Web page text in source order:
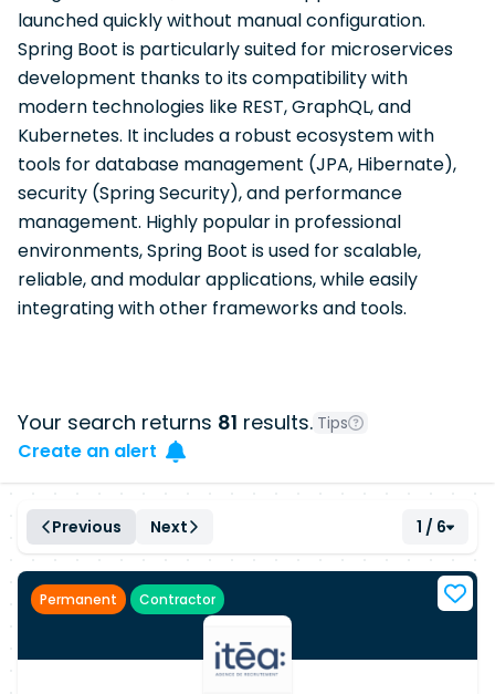
launched quickly without manual configuration.
Spring Boot is particularly suited for microservices
development thanks to its compatibility with
modern technologies like REST, GraphQL, and
Kubernetes. It includes a robust ecosystem with
tools for database management (JPA, Hibernate),
security (Spring Security), and performance
management. Highly popular in professional
environments, Spring Boot is used for scalable,
reliable, and modular applications, while easily
integrating with other frameworks and tools.
Your search returns 81 results. Tips
Create an alert
Previous Next 1 / 6
Permanent Contractor